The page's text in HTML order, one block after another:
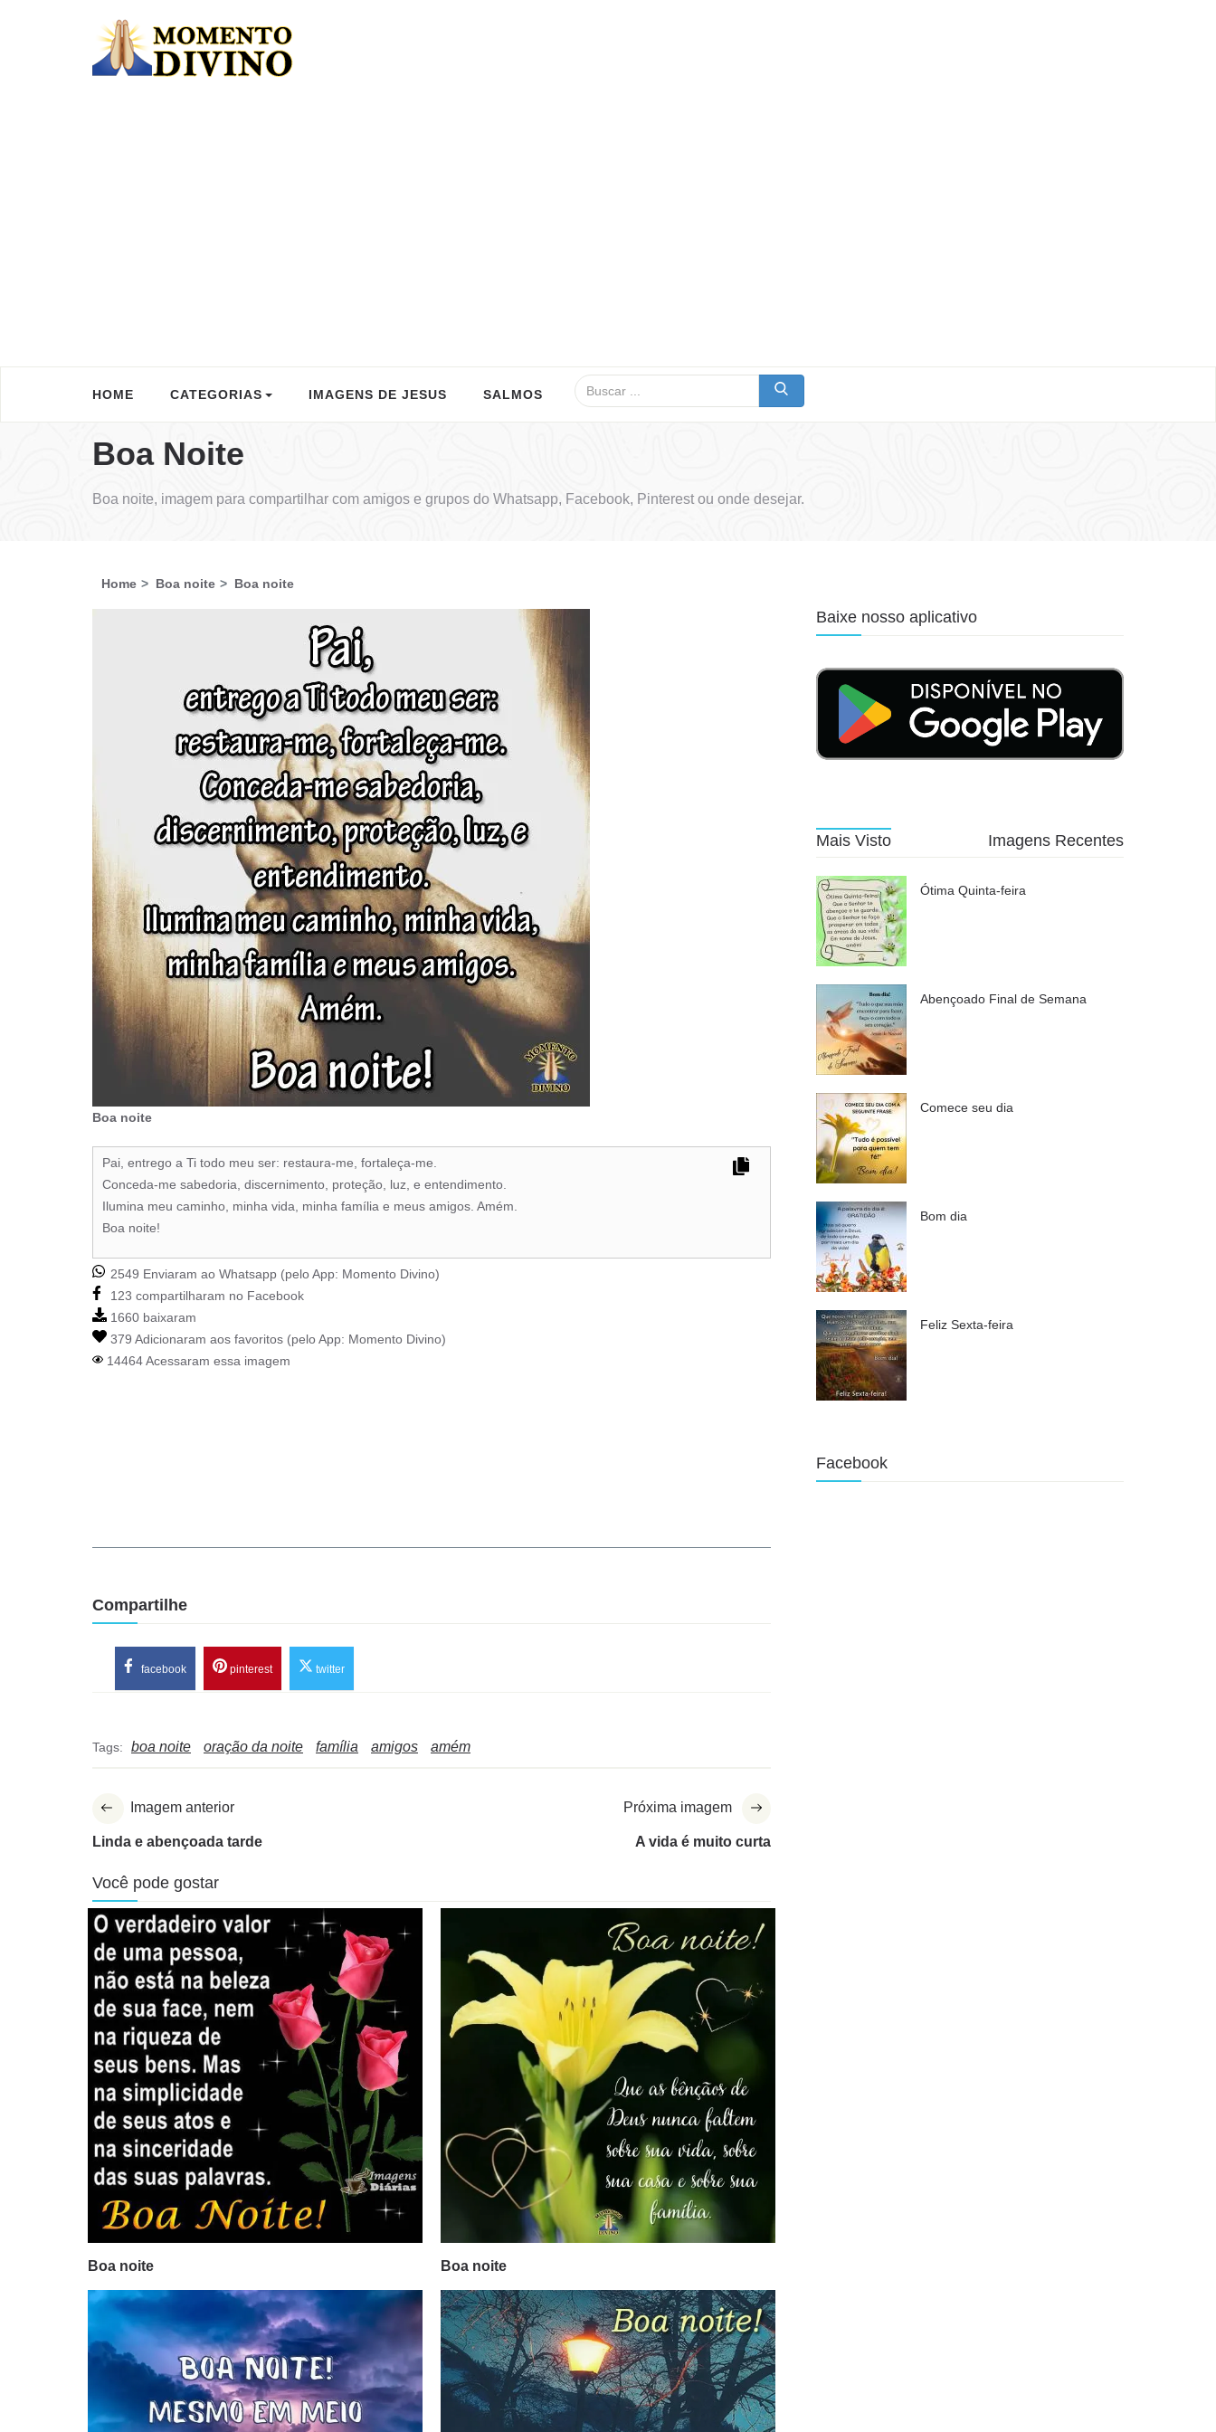
HOME CATEGORIAS IMAGENS DE JESUS SALMOS
Boa Noite
Boa noite, imagem para compartilhar com amigos e grupos do Whatsapp, Facebook, Pinterest ou onde desejar.
Home Boa noite Boa noite
Boa noite
Pai, entrego a Ti todo meu ser: restaura-me, fortaleça-me.
Conceda-me sabedoria, discernimento, proteção, luz, e entendimento.
Ilumina meu caminho, minha vida, minha família e meus amigos. Amém.
Boa noite!
2549 Enviaram ao Whatsapp (pelo App: Momento Divino)
123 compartilharam no Facebook
1660 baixaram
379 Adicionaram aos favoritos (pelo App: Momento Divino)
14464 Acessaram essa imagem
Compartilhe
facebook pinterest twitter
Tags: boa noite oração da noite família amigos amém
Imagem anterior
Linda e abençoada tarde
Próxima imagem
A vida é muito curta
Você pode gostar
Boa noite Boa noite
Baixe nosso aplicativo
Mais Visto Imagens Recentes
Ótima Quinta-feira
Abençoado Final de Semana
Comece seu dia
Bom dia
Feliz Sexta-feira
Facebook